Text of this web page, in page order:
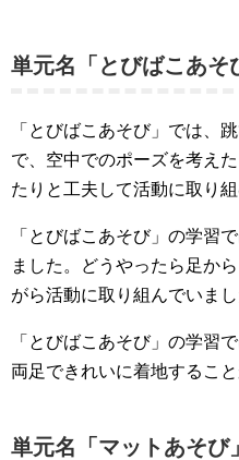
単元名「とびばこあそ
「とびばこあそび」では、
で、空中でのポーズを考え
たりと工夫して活動に取り
「とびばこあそび」の学習
ました。どうやったら足か
がら活動に取り組んでいまし
「とびばこあそび」の学習
両足できれいに着地すること
単元名「マットあそび」